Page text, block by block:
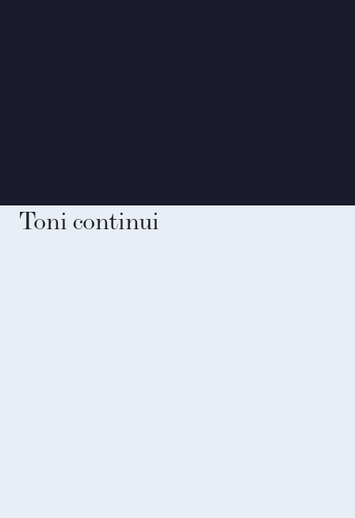
Toni continui